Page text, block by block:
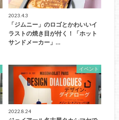
2023.4.3
「ジムニー」のロゴとかわいいイ
ラストの焼き目が付く！「ホット
サンドメーカー」…
イベント
2022.8.24